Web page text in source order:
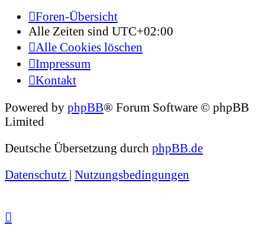
Foren-Übersicht
Alle Zeiten sind UTC+02:00
Alle Cookies löschen
Impressum
Kontakt
Powered by phpBB® Forum Software © phpBB
Limited
Deutsche Übersetzung durch phpBB.de
Datenschutz | Nutzungsbedingungen